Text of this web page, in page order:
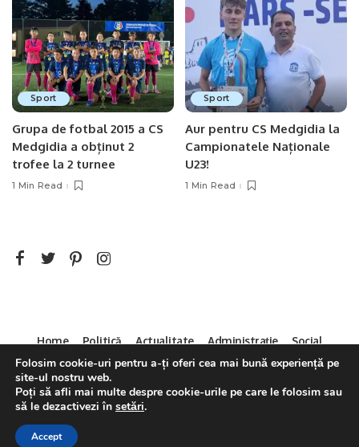
Sport
Grupa de fotbal 2015 a CS
Medgidia a obținut 2
trofee la 2 turnee
1 Min Read
Sport
Aur pentru CS Medgidia la
Campionatele Naționale
U23!
1 Min Read
Home Politică Actualitate Administrație
Social
Sport
Mica Publicitate Servicii
Contact
©2021 Pixwell made with Love, powered by ThemeRuby.
Folosim cookie-uri pentru a-ți oferi cea mai bună experiență pe
site-ul nostru web.
Poți să afli mai multe despre cookie-urile pe care le folosim sau
să le dezactivezi în setări.
Accept